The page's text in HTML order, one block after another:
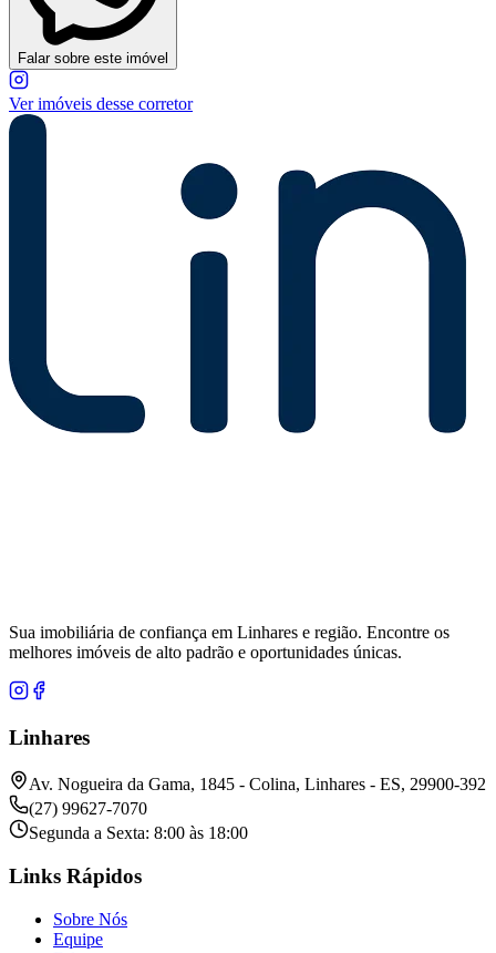
Falar sobre este imóvel
Ver imóveis desse corretor
Sua imobiliária de confiança em Linhares e região. Encontre os
melhores imóveis de alto padrão e oportunidades únicas.
Linhares
Av. Nogueira da Gama, 1845 - Colina, Linhares - ES, 29900-392
(27) 99627-7070
Segunda a Sexta: 8:00 às 18:00
Links Rápidos
Sobre Nós
Equipe